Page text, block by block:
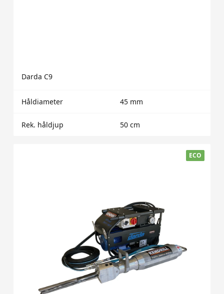
Darda C9
Håldiameter 45 mm
Rek. håldjup 50 cm
ECO